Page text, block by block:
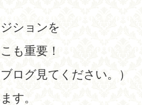
ションを
も重要！
ログ見てください。）
す。